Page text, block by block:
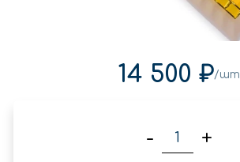
14 500 ₽/шт
- +